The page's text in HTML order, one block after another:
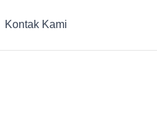
Kontak Kami